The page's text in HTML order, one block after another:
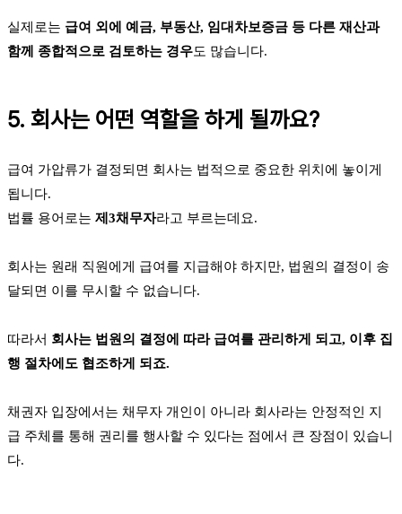
실제로는 급여 외에 예금, 부동산, 임대차보증금 등 다른 재산과
함께 종합적으로 검토하는 경우도 많습니다.
5. 회사는 어떤 역할을 하게 될까요?
급여 가압류가 결정되면 회사는 법적으로 중요한 위치에 놓이게
됩니다.
법률 용어로는 제3채무자라고 부르는데요.
회사는 원래 직원에게 급여를 지급해야 하지만, 법원의 결정이 송
달되면 이를 무시할 수 없습니다.
따라서 회사는 법원의 결정에 따라 급여를 관리하게 되고, 이후 집
행 절차에도 협조하게 되죠.
채권자 입장에서는 채무자 개인이 아니라 회사라는 안정적인 지
급 주체를 통해 권리를 행사할 수 있다는 점에서 큰 장점이 있습니
다.